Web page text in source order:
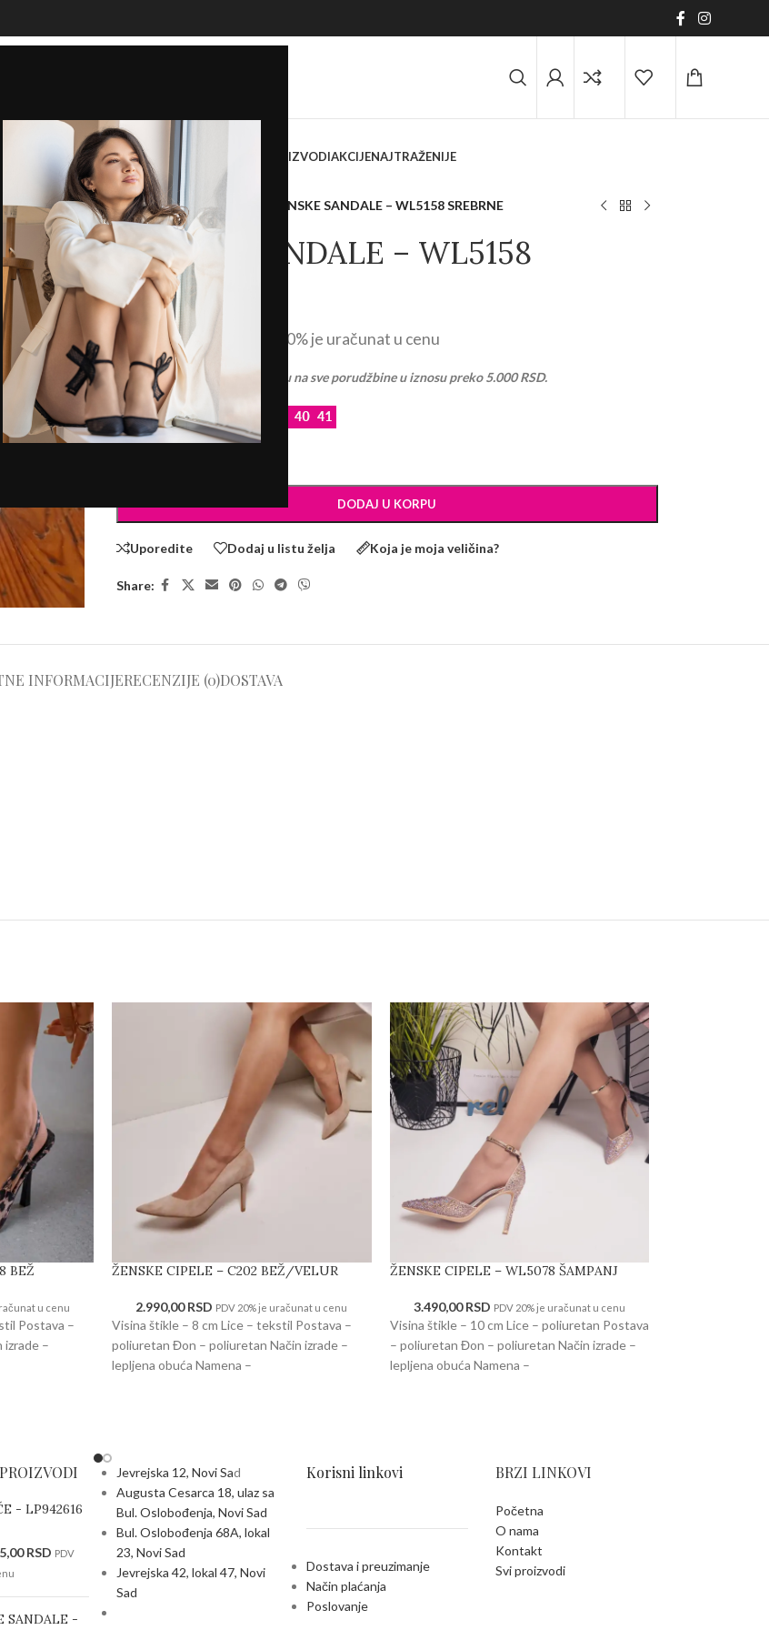
PAPUČEŽENSKE TORBE I TAŠNE SVI PROIZVODIAKCIJENAJTRAŽENIJE
Početna/Prodavnica ŽENSKE SANDALE – WL5158 SREBRNE
ŽENSKE SANDALE – WL5158
SREBRNE
3.490,00 PDV 20% je uračunat u cenu
OstvariteBESPLATNU dostavu na sve porudžbine u iznosu preko 5.000 RSD.
BROJEVI
DODAJ U KORPU
Uporedite Dodaj u listu želja Koja je moja veličina?
Share:
INFORMACIJERECENZIJE (0)DOSTAVA
BEŽ
u cenu
Postava –
–
ŽENSKE CIPELE – C202 BEŽ/VELUR
2.990,00RSD PDV 20% je uračunat u cenu
Visina štikle – 8 cm Lice – tekstil Postava –
poliuretan Đon – poliuretan Način izrade –
lepljena obuća Namena –
ŽENSKE CIPELE – WL5078 ŠAMPANJ
3.490,00RSD PDV 20% je uračunat u cenu
Visina štikle – 10 cm Lice – poliuretan Postava
– poliuretan Đon – poliuretan Način izrade –
lepljena obuća Namena –
- LP942616
RSD PDV
SANDALE -
Jevrejska 12, Novi Sad
Augusta Cesarca 18, ulaz sa
Bul. Oslobođenja, Novi Sad
Bul. Oslobođenja 68A, lokal
23, Novi Sad
Jevrejska 42, lokal 47, Novi
Sad
Korisni linkovi
Dostava i preuzimanje
Način plaćanja
Poslovanje
BRZI LINKOVI
Početna
O nama
Kontakt
Svi proizvodi